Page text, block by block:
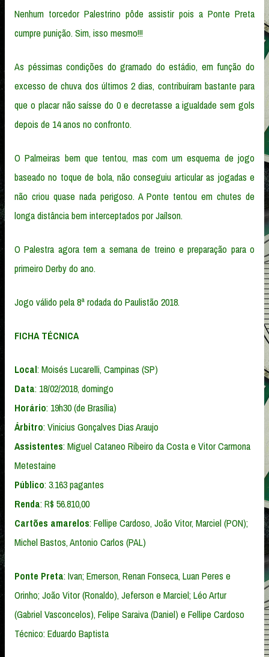
Nenhum torcedor Palestrino pôde assistir pois a Ponte Preta
cumpre punição. Sim, isso mesmo!!!
As péssimas condições do gramado do estádio, em função do
excesso de chuva dos últimos 2 dias, contribuíram bastante para
que o placar não saísse do 0 e decretasse a igualdade sem gols
depois de 14 anos no confronto.
O Palmeiras bem que tentou, mas com um esquema de jogo
baseado no toque de bola, não conseguiu articular as jogadas e
não criou quase nada perigoso. A Ponte tentou em chutes de
longa distância bem interceptados por Jaílson.
O Palestra agora tem a semana de treino e preparação para o
primeiro Derby do ano.
Jogo válido pela 8ª rodada do Paulistão 2018.
FICHA TÉCNICA
Local: Moisés Lucarelli, Campinas (SP)
Data: 18/02/2018, domingo
Horário: 19h30 (de Brasília)
Árbitro: Vinicius Gonçalves Dias Araujo
Assistentes: Miguel Cataneo Ribeiro da Costa e Vitor Carmona
Metestaine
Público: 3.163 pagantes
Renda: R$ 56.810,00
Cartões amarelos: Fellipe Cardoso, João Vitor, Marciel (PON);
Michel Bastos, Antonio Carlos (PAL)
Ponte Preta: Ivan; Emerson, Renan Fonseca, Luan Peres e
Orinho; João Vitor (Ronaldo), Jeferson e Marciel; Léo Artur
(Gabriel Vasconcelos), Felipe Saraiva (Daniel) e Fellipe Cardoso
Técnico: Eduardo Baptista